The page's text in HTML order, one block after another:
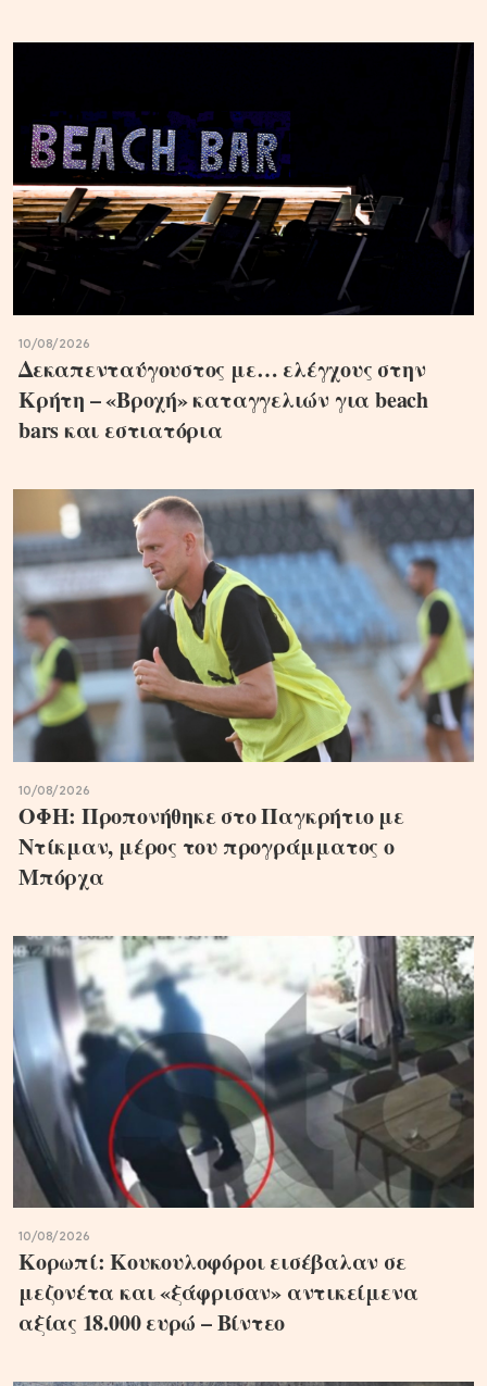
10/08/2026
Δεκαπενταύγουστος με… ελέγχους στην
Κρήτη – «Βροχή» καταγγελιών για beach
bars και εστιατόρια
10/08/2026
ΟΦΗ: Προπονήθηκε στο Παγκρήτιο με
Ντίκμαν, μέρος του προγράμματος ο
Μπόρχα
10/08/2026
Κορωπί: Κουκουλοφόροι εισέβαλαν σε
μεζονέτα και «ξάφρισαν» αντικείμενα
αξίας 18.000 ευρώ – Βίντεο